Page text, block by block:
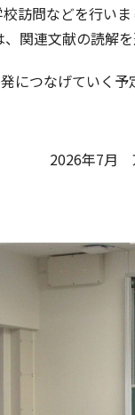
訪問などを行い
関連文献の読解を
つなげていく予
2026年7月